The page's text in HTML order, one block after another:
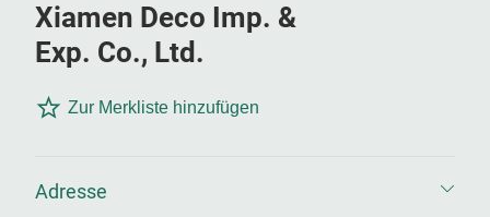
Xiamen Deco Imp. &
Exp. Co., Ltd.
Zur Merkliste hinzufügen
Adresse